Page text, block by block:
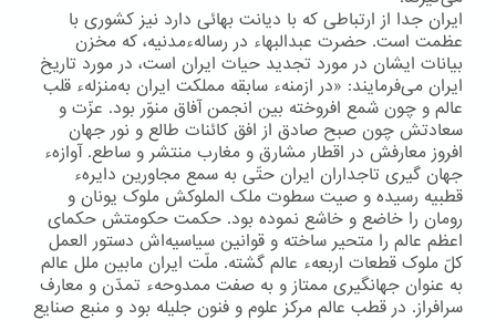
ایران جدا از ارتباطی كه با دیانت بهائی دارد نیز كشوری با
عظمت است. حضرت عبدالبهاء در رسالهءمدنیه، كه مخزن
بیانات ایشان در مورد تجدید حیات ایران است، در مورد تاریخ
ایران می‌فرمایند: «در ازمنهء سابقه مملکت ایران به‌منزلهء قلب
عالم و چون شمع افروخته بین انجمن آفاق منوّر بود. عزّت و
سعادتش چون صبح صادق از افق کائنات طالع و نور جهان
افروز معارفش در اقطار مشارق و مغارب منتشر و ساطع. آوازهء
جهان گیری تاجداران ایران حتّی به سمع مجاورین دایرهء
قطبیه رسیده و صیت سطوت ملک الملوکش ملوک یونان و
رومان را خاضع و خاشع نموده بود. حکمت حکومتش حکمای
اعظم عالم را متحیر ساخته و قوانین سیاسیه‌اش دستور العمل
کلّ ملوک قطعات اربعهء عالم گشته. ملّت ایران مابین ملل عالم
به عنوان جهانگیری ممتاز و به صفت ممدوحهء تمدّن و معارف
سرافراز. در قطب عالم مرکز علوم و فنون جلیله بود و منبع صنایع